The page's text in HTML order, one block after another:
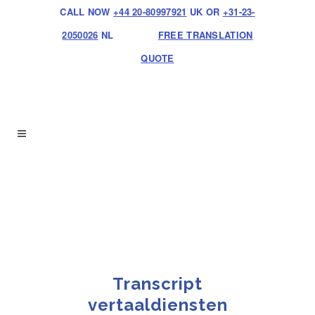
CALL NOW +44 20-80997921 UK OR +31-23-
2050026 NL
FREE TRANSLATION
QUOTE
Transcript
vertaaldiensten